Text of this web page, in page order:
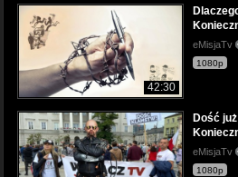
42:30
eMisjaTv
1080p
Dość
eMisjaTv
1080p